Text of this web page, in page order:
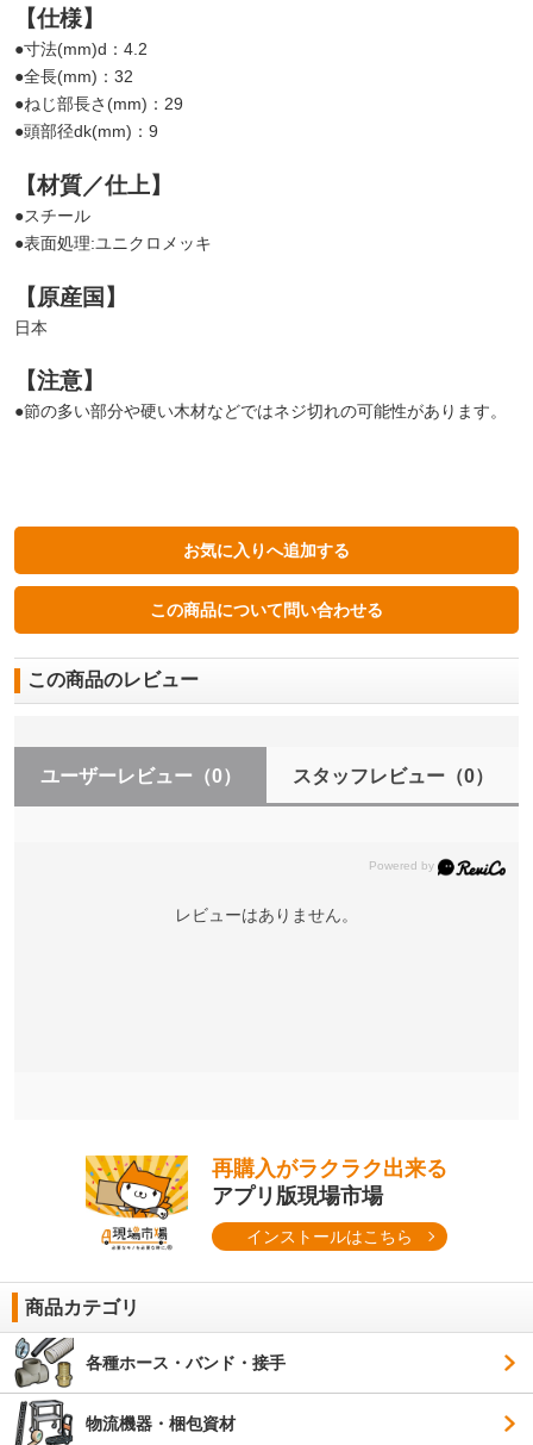
【仕様】
●寸法(mm)d：4.2
●全長(mm)：32
●ねじ部長さ(mm)：29
●頭部径dk(mm)：9
【材質／仕上】
●スチール
●表面処理:ユニクロメッキ
【原産国】
日本
【注意】
●節の多い部分や硬い木材などではネジ切れの可能性があります。
この商品のレビュー
ユーザーレビュー （0） スタッフレビュー（0）
レビューはありません。
再購入がラクラク出来る
アプリ版現場市場
インストールはこちら
商品カテゴリ
各種ホース・バンド・接手
物流機器・梱包資材